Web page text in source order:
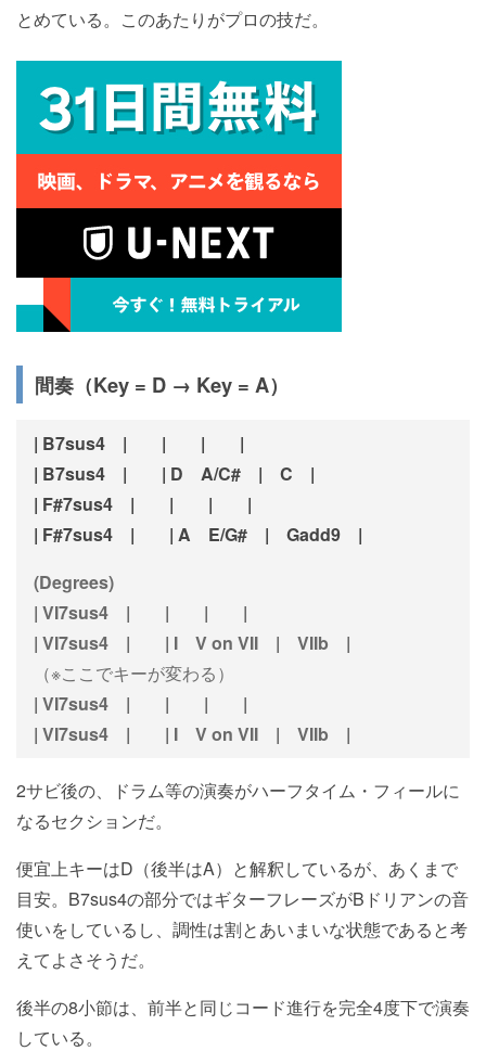
とめている。このあたりがプロの技だ。
間奏（Key = D → Key = A）
| B7sus4 | | | |
| B7sus4 | | D A/C# | C |
| F#7sus4 | | | |
| F#7sus4 | | A E/G# | Gadd9 |
(Degrees)
| VI7sus4 | | | |
| VI7sus4 | | I V on VII | VIIb |
（※ここでキーが変わる）
| VI7sus4 | | | |
| VI7sus4 | | I V on VII | VIIb |
2サビ後の、ドラム等の演奏がハーフタイム・フィールに
なるセクションだ。
便宜上キーはD（後半はA）と解釈しているが、あくまで
目安。B7sus4の部分ではギターフレーズがBドリアンの音
使いをしているし、調性は割とあいまいな状態であると考
えてよさそうだ。
後半の8小節は、前半と同じコード進行を完全4度下で演奏
している。